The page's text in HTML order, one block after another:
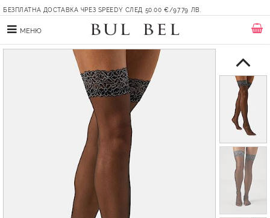
БЕЗПЛАТНА ДОСТАВКА ЧРЕЗ SPEEDY СЛЕД 50.00 €/97.79 ЛВ.
МЕНЮ